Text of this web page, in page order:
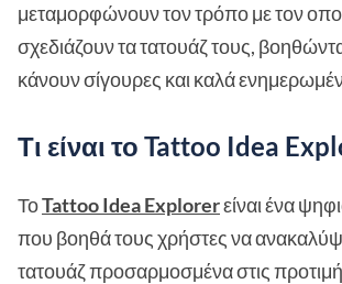
μεταμορφώνουν τον τρόπο με τον
σχεδιάζουν τα τατουάζ τους,
κάνουν σίγουρες και καλά
Τι είναι το Tattoo Idea
ΤοTattoo Idea Explorerείναι ένα
που βοηθά τους χρήστες να
τατουάζ προσαρμοσμένα στις